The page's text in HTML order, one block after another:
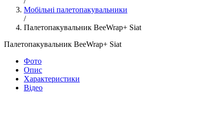
Мобільні палетопакувальники
/
Палетопакувальник BeeWrap+ Siat
Палетопакувальник BeeWrap+ Siat
Фото
Опис
Характеристики
Відео